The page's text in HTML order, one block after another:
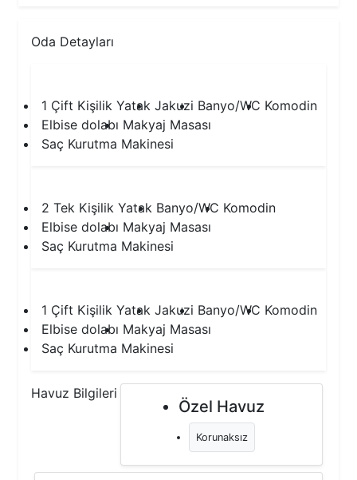
Oda Detayları
1 Çift Kişilik Yatak Jakuzi Banyo/WC Komodin
Elbise dolabı Makyaj Masası
Saç Kurutma Makinesi
2 Tek Kişilik Yatak Banyo/WC Komodin
Elbise dolabı Makyaj Masası
Saç Kurutma Makinesi
1 Çift Kişilik Yatak Jakuzi Banyo/WC Komodin
Elbise dolabı Makyaj Masası
Saç Kurutma Makinesi
Havuz Bilgileri
Özel Havuz
Korunaksız